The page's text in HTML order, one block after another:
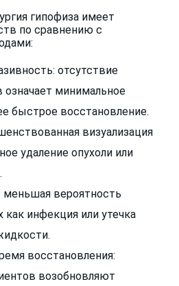
гипофиза имеет
по сравнению с
отсутствие
означает минимальное
быстрое восстановление.
визуализация
удаление опухоли или
вероятность
как инфекция или утечка
восстановления:
возобновляют